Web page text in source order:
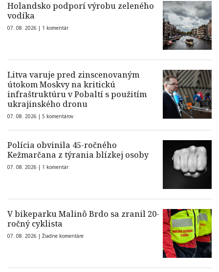
Holandsko podporí výrobu zeleného
vodíka
07. 08. 2026 | 1 komentár
Litva varuje pred zinscenovaným
útokom Moskvy na kritickú
infraštruktúru v Pobaltí s použitím
ukrajinského dronu
07. 08. 2026 | 5 komentárov
Polícia obvinila 45-ročného
Kežmarčana z týrania blízkej osoby
07. 08. 2026 | 1 komentár
V bikeparku Malinô Brdo sa zranil 20-
ročný cyklista
07. 08. 2026 | Žiadne komentáre